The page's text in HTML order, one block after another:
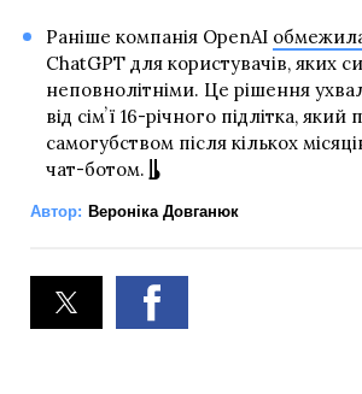
Раніше компанія OpenAI обмежила
ChatGPT для користувачів, яких
неповнолітніми. Це рішення
від сімʼї 16-річного підлітка,
самогубством після кількох
чат-ботом.
Автор: Вероніка Довганюк